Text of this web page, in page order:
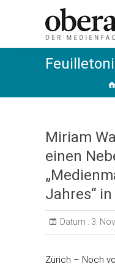
Miriam
einen
Jahres“
Datum : 3.
Zürich – Noch